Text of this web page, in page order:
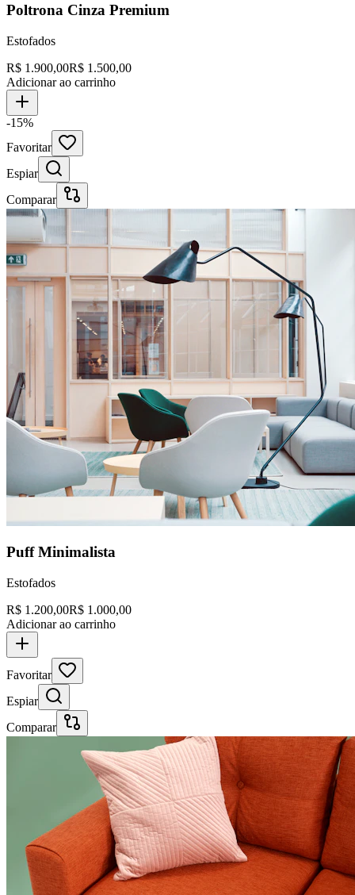
Poltrona Cinza Premium
Estofados
R$ 1.900,00R$ 1.500,00
Adicionar ao carrinho
-15%
Favoritar
Espiar
Comparar
Puff Minimalista
Estofados
R$ 1.200,00R$ 1.000,00
Adicionar ao carrinho
Favoritar
Espiar
Comparar